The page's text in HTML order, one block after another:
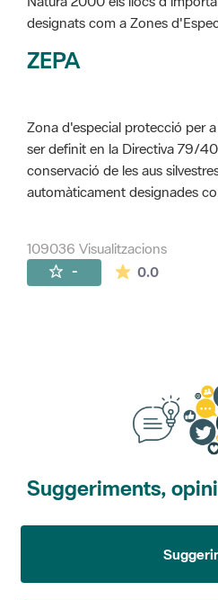
designats com a Zones
ZEPA
Zona d'especial protecció per
ser definit en la Directiva 79/
conservació de les aus
automàticament designades
109036 Visualitzacions
- 0.0La
Suggeriments,